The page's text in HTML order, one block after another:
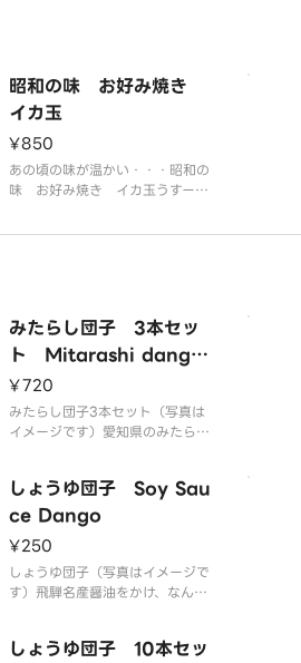
昭和の味 お好み焼き
イカ玉
¥850
あの頃の味が温かい・・・昭和の
味 お好み焼き イカ玉うすーい
焼き風お好み焼きです。お子様に
みたらし団子 3本セッ
ト Mitarashi dango
set of 3
¥720
みたらし団子3本セット（写真は
イメージです）愛知県のみたらし
しょうゆ団子 Soy Sau
ce Dango
¥250
しょうゆ団子（写真はイメージで
す）飛騨名産醤油をかけ、なんと
しょうゆ団子 10本セッ